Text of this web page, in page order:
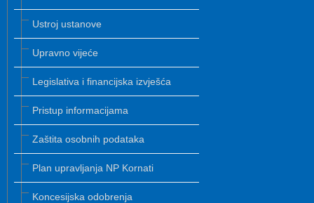
Ustroj ustanove
Upravno vijeće
Legislativa i financijska izvješća
Pristup informacijama
Zaštita osobnih podataka
Plan upravljanja NP Kornati
Koncesijska odobrenja